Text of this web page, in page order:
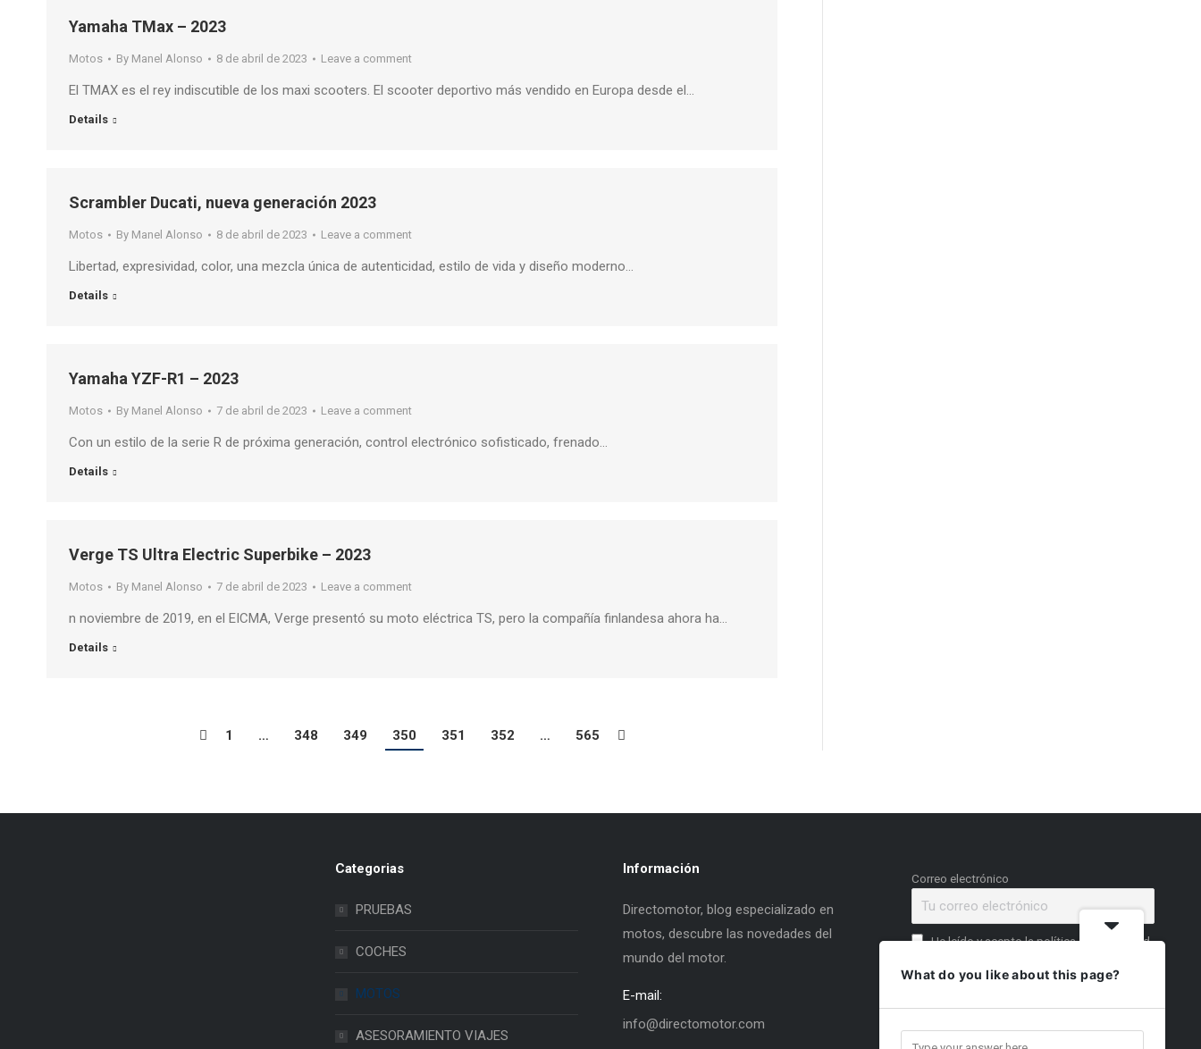
Yamaha TMax – 2023
Motos By Manel Alonso 8 de abril de 2023 Leave a comment
El TMAX es el rey indiscutible de los maxi scooters. El scooter deportivo más vendido en Europa desde el…
Details
Scrambler Ducati, nueva generación 2023
Motos By Manel Alonso 8 de abril de 2023 Leave a comment
Libertad, expresividad, color, una mezcla única de autenticidad, estilo de vida y diseño moderno…
Details
Yamaha YZF-R1 – 2023
Motos By Manel Alonso 7 de abril de 2023 Leave a comment
Con un estilo de la serie R de próxima generación, control electrónico sofisticado, frenado…
Details
Verge TS Ultra Electric Superbike – 2023
Motos By Manel Alonso 7 de abril de 2023 Leave a comment
n noviembre de 2019, en el EICMA, Verge presentó su moto eléctrica TS, pero la compañía finlandesa ahora ha…
Details
1 … 348 349 350 351 352 … 565
Categorias
PRUEBAS
COCHES
MOTOS
ASESORAMIENTO VIAJES
Información
Directomotor, blog especializado en
motos, descubre las novedades del
mundo del motor.
E-mail:
info@directomotor.com
Correo electrónico
He leído y acepto la política de privacidad
What do you like about this page?